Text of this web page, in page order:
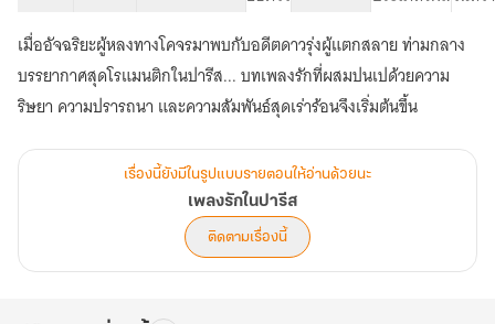
เมื่ออัจฉริยะผู้หลงทางโคจรมาพบกับอดีตดาวรุ่งผู้แตกสลาย ท่ามกลาง
บรรยากาศสุดโรแมนติกในปารีส... บทเพลงรักที่ผสมปนเปด้วยความ
ริษยา ความปรารถนา และความสัมพันธ์สุดเร่าร้อนจึงเริ่มต้นขึ้น
เรื่องนี้ยังมีในรูปแบบรายตอนให้อ่านด้วยนะ
เพลงรักในปารีส
ติดตามเรื่องนี้